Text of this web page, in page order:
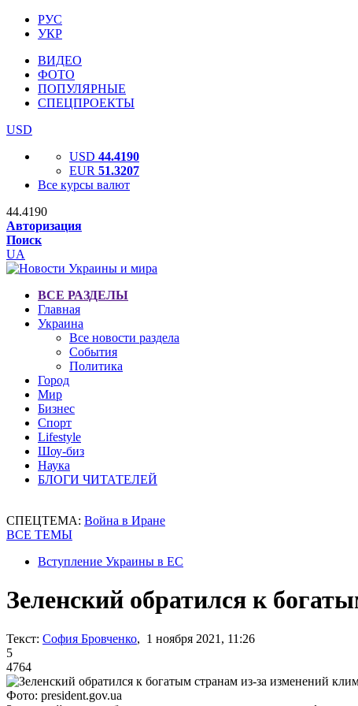
РУС
УКР
ВИДЕО
ФОТО
ПОПУЛЯРНЫЕ
СПЕЦПРОЕКТЫ
USD
USD 44.4190
EUR 51.3207
Все курсы валют
44.4190
Авторизация
Поиск
UA
ВСЕ РАЗДЕЛЫ
Главная
Украина
Все новости раздела
События
Политика
Город
Мир
Бизнес
Спорт
Lifestyle
Шоу-биз
Наука
БЛОГИ ЧИТАТЕЛЕЙ
СПЕЦТЕМА: Война в Иране
ВСЕ ТЕМЫ
Вступление Украины в ЕС
Зеленский обратился к
Текст: София Бровченко, 1 ноября 2021, 11:26
5
4764
Фото: president.gov.ua